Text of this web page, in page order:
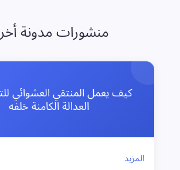
منشورات مدونة
كيف يعمل المنتقي العشوائي
العدالة الكامنة خلفه
المزيد